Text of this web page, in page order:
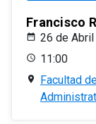
Francisco
26 de
11:00
Facultad